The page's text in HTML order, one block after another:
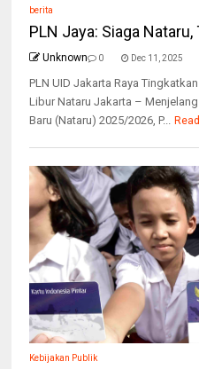
berita
PLN Jaya: Siaga
Unknown 0 Dec 11, 2025
PLN UID Jakarta Raya
Libur Nataru Jakarta –
Baru (Nataru) 2025/2026, P...
Kebijakan Publik